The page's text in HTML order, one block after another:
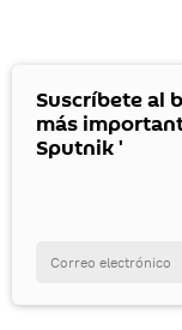
Suscríbete al
más
Sputnik '